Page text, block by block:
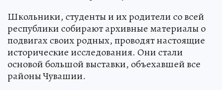
Школьники, студенты и их родители со всей
республики собирают архивные материалы о
подвигах своих родных, проводят настоящие
исторические исследования. Они стали
основой большой выставки, объехавшей все
районы Чувашии.